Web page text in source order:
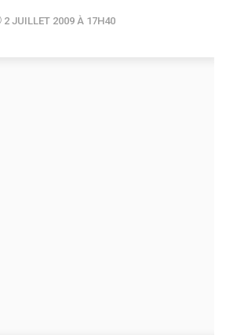
2 JUILLET 2009 À 17H40